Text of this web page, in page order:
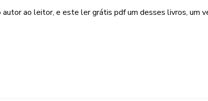
ao leitor, e este ler grátis pdf um desses livros, um